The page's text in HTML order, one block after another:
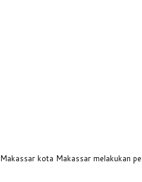
kota Makassar melakukan